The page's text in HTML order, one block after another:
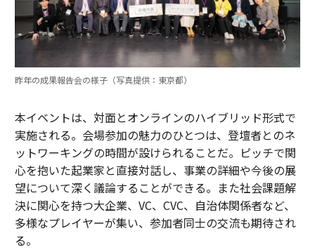
昨年の成果報告会の様子（写真提供：東京都）
本イベントは、対面とオンラインのハイブリッド形式で
実施される。会場参加の魅力のひとつは、登壇者とのネ
ットワーキングの時間が設けられることだ。ピッチで関
心を抱いた起業家と直接対話し、事業の詳細や今後の展
望について深く議論することができる。また社会課題解
決に関心を持つ大企業、VC、CVC、自治体関係者など、
多様なプレイヤーが集い、参加者同士の交流も期待され
る。